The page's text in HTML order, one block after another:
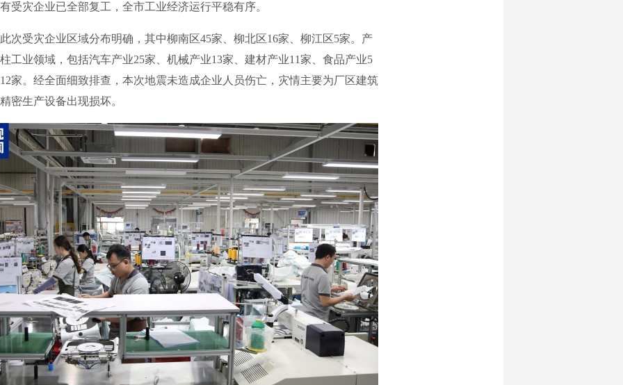
受灾企业已全部复工，全市工业经济运行平稳有序。
受灾企业区域分布明确，其中柳南区45家、柳北区16家、柳江区5家。产
工业领域，包括汽车产业25家、机械产业13家、建材产业11家、食品产业5
家。经全面细致排查，本次地震未造成企业人员伤亡，灾情主要为厂区建筑
密生产设备出现损坏。